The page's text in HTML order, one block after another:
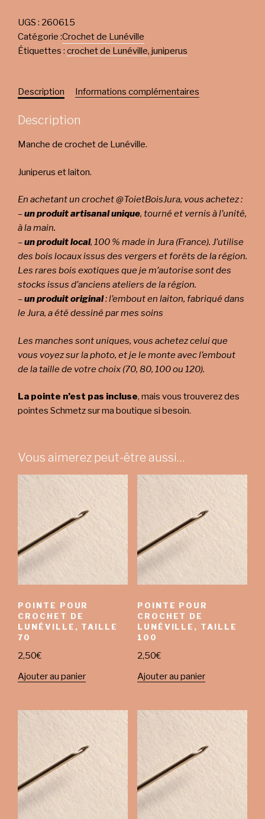
UGS : 260615
Catégorie :Crochet de Lunéville
Étiquettes : crochet de Lunéville, juniperus
Description Informations complémentaires
Description
Manche de crochet de Lunéville.
Juniperus et laiton.
En achetant un crochet @ToietBoisJura, vous achetez :
–un produit artisanal unique, tourné et vernis à l’unité,
à la main.
–un produit local, 100 % made in Jura (France). J’utilise
des bois locaux issus des vergers et forêts de la région.
Les rares bois exotiques que je m’autorise sont des
stocks issus d’anciens ateliers de la région.
–un produit original: l’embout en laiton, fabriqué dans
le Jura, a été dessiné par mes soins
Les manches sont uniques, vous achetez celui que
vous voyez sur la photo, et je le monte avec l’embout
de la taille de votre choix (70, 80, 100 ou 120).
La pointe n’est pas incluse, mais vous trouverez des
pointes Schmetz sur ma boutique si besoin.
Vous aimerez peut-être aussi…
POINTE POUR
CROCHET DE
LUNÉVILLE, TAILLE
70
2,50€
Ajouter au panier
POINTE POUR
CROCHET DE
LUNÉVILLE, TAILLE
100
2,50€
Ajouter au panier